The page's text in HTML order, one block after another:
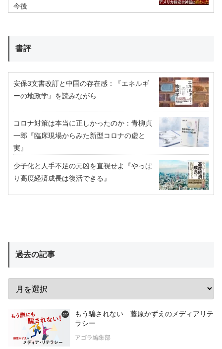
今後
書評
安保3文書改訂と中国の存在感：『エネルギ
ーの地政学』を読みながら
コロナ対策は本当に正しかったのか：青柳貞
一郎『臨床現場からみた新型コロナの虚と
実』
少子化と人手不足の元凶を直視せよ『やっぱ
り高度経済成長は復活できる』
過去の記事
もう騙されない 藤原かずえのメディアリテ
ラシー
アゴラ編集部